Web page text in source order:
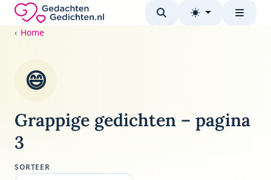
Direct naar de inhoud
Gedachten-Gedichten.nl — naar de homepage
Home
😄
Grappige gedichten – pagina
3
SORTEER